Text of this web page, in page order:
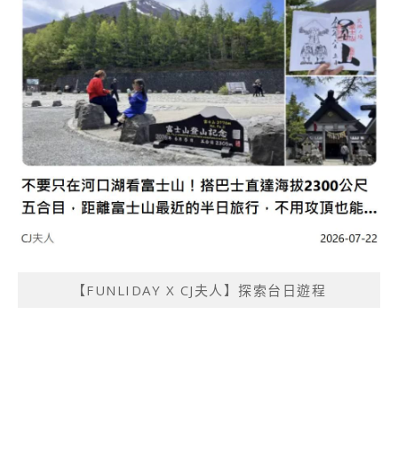
【FUNLIDAY X CJ夫人】探索台日遊程